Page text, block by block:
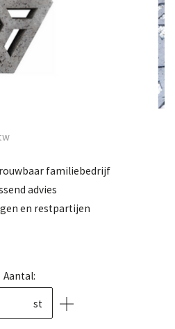
familiebedrijf
advies
en restpartijen
Aantal:
st